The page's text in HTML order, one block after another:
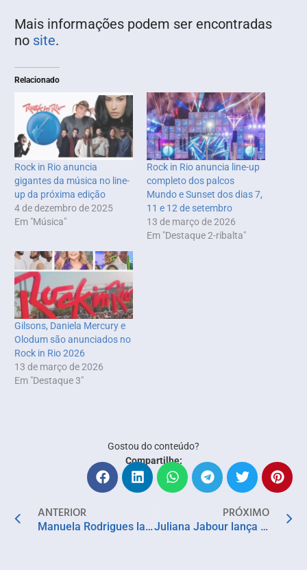
Mais informações podem ser encontradas
no site.
Relacionado
Rock in Rio anuncia
gigantes da música no line-
up da próxima edição
4 de dezembro de 2025
Em "Música"
Rock in Rio anuncia line-up
completo dos palcos
Mundo e Sunset dos dias 7,
11 e 12 de setembro
13 de março de 2026
Em "Destaque 2-ribalta"
Gilsons, Daniela Mercury e
Olodum são anunciados no
Rock in Rio 2026
13 de março de 2026
Em "Destaque 3"
Gostou do conteúdo?
Compartilhe:
ANTERIOR
Manuela Rodrigues lança videoclipe em evento gratuito no MAC_Bahia
PRÓXIMO
Juliana Jabour lança cápsula de moletons Space Collection, o streetwear com o sofisticado